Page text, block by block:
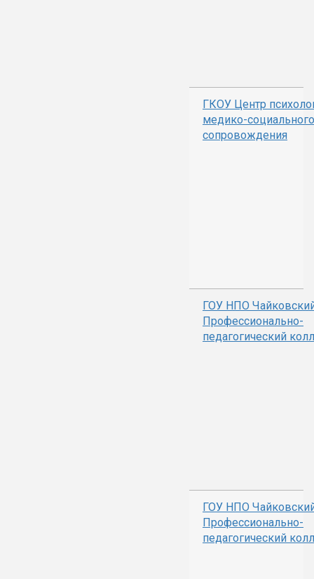
ГКОУ Центр
медико-социального
сопровождения
ГОУ НПО
Профессионально-
педагогический
ГОУ НПО
Профессионально-
педагогический